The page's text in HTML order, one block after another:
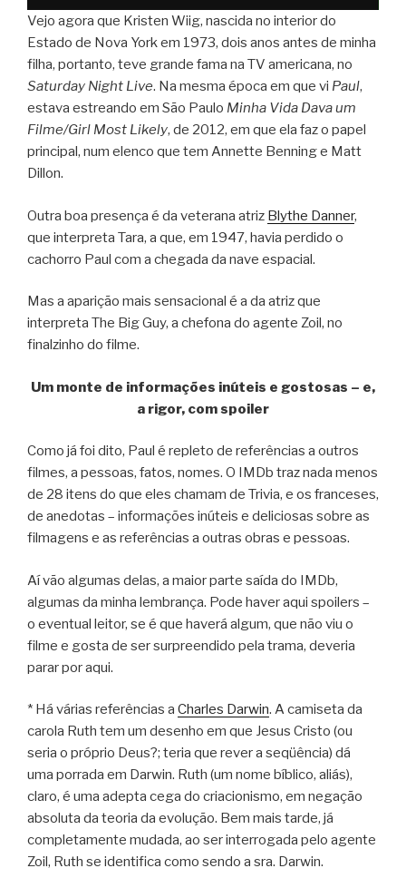
Vejo agora que Kristen Wiig, nascida no interior do
Estado de Nova York em 1973, dois anos antes de minha
filha, portanto, teve grande fama na TV americana, no
Saturday Night Live. Na mesma época em que vi Paul,
estava estreando em São Paulo Minha Vida Dava um
Filme/Girl Most Likely, de 2012, em que ela faz o papel
principal, num elenco que tem Annette Benning e Matt
Dillon.
Outra boa presença é da veterana atriz Blythe Danner,
que interpreta Tara, a que, em 1947, havia perdido o
cachorro Paul com a chegada da nave espacial.
Mas a aparição mais sensacional é a da atriz que
interpreta The Big Guy, a chefona do agente Zoil, no
finalzinho do filme.
Um monte de informações inúteis e gostosas – e,
a rigor, com spoiler
Como já foi dito, Paul é repleto de referências a outros
filmes, a pessoas, fatos, nomes. O IMDb traz nada menos
de 28 itens do que eles chamam de Trivia, e os franceses,
de anedotas – informações inúteis e deliciosas sobre as
filmagens e as referências a outras obras e pessoas.
Aí vão algumas delas, a maior parte saída do IMDb,
algumas da minha lembrança. Pode haver aqui spoilers –
o eventual leitor, se é que haverá algum, que não viu o
filme e gosta de ser surpreendido pela trama, deveria
parar por aqui.
* Há várias referências a Charles Darwin. A camiseta da
carola Ruth tem um desenho em que Jesus Cristo (ou
seria o próprio Deus?; teria que rever a seqüência) dá
uma porrada em Darwin. Ruth (um nome bíblico, aliás),
claro, é uma adepta cega do criacionismo, em negação
absoluta da teoria da evolução. Bem mais tarde, já
completamente mudada, ao ser interrogada pelo agente
Zoil, Ruth se identifica como sendo a sra. Darwin.